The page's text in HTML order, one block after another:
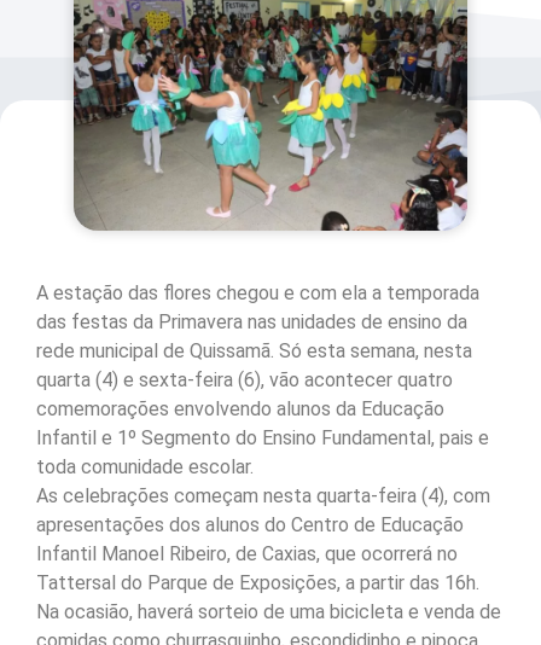
A estação das flores chegou e com ela a temporada
das festas da Primavera nas unidades de ensino da
rede municipal de Quissamã. Só esta semana, nesta
quarta (4) e sexta-feira (6), vão acontecer quatro
comemorações envolvendo alunos da Educação
Infantil e 1º Segmento do Ensino Fundamental, pais e
toda comunidade escolar.
As celebrações começam nesta quarta-feira (4), com
apresentações dos alunos do Centro de Educação
Infantil Manoel Ribeiro, de Caxias, que ocorrerá no
Tattersal do Parque de Exposições, a partir das 16h.
Na ocasião, haverá sorteio de uma bicicleta e venda de